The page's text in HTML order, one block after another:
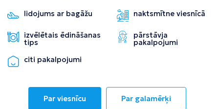
lidojums ar bagāžu naktsmītne viesnīcā
izvēlētais ēdināšanas
tips
pārstāvja
pakalpojumi
citi pakalpojumi
Par viesnīcu Par galamērķi